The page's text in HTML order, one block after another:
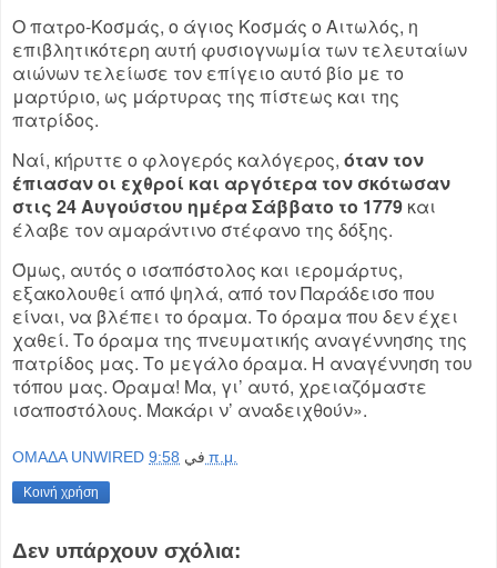
Ο πατρο-Κοσμάς, ο άγιος Κοσμάς ο Αιτωλός, η
επιβλητικότερη αυτή φυσιογνωμία των τελευταίων
αιώνων τελείωσε τον επίγειο αυτό βίο με το
μαρτύριο, ως μάρτυρας της πίστεως και της
πατρίδος.
Ναί, κήρυττε ο φλογερός καλόγερος, όταν τον
έπιασαν οι εχθροί και αργότερα τον σκότωσαν
στις 24 Αυγούστου ημέρα Σάββατο το 1779 και
έλαβε τον αμαράντινο στέφανο της δόξης.
Όμως, αυτός ο ισαπόστολος και ιερομάρτυς,
εξακολουθεί από ψηλά, από τον Παράδεισο που
είναι, να βλέπει το όραμα. Το όραμα που δεν έχει
χαθεί. Το όραμα της πνευματικής αναγέννησης της
πατρίδος μας. Το μεγάλο όραμα. Η αναγέννηση του
τόπου μας. Όραμα! Μα, γι’ αυτό, χρειαζόμαστε
ισαποστόλους. Μακάρι ν’ αναδειχθούν».
OMAΔΑ UNWIRED في 9:58 π.μ.
Κοινή χρήση
Δεν υπάρχουν σχόλια: